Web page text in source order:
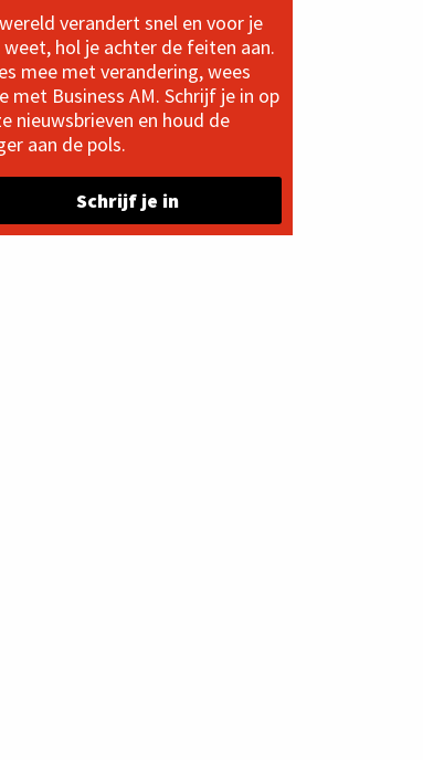
verandert snel en voor je
hol je achter de feiten aan.
mee met verandering, wees
met Business AM. Schrijf je in op
nieuwsbrieven en houd de
aan de pols.
Schrijf je in